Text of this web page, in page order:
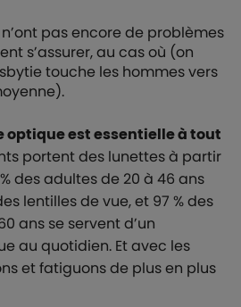
pas encore de problèmes
s’assurer, au cas où (on
touche les hommes vers
optique est essentielle à tout
portent des lunettes à partir
des adultes de 20 à 46 ans
lentilles de vue, et 97 % des
ans se servent d’un
au quotidien. Et avec les
et fatiguons de plus en plus